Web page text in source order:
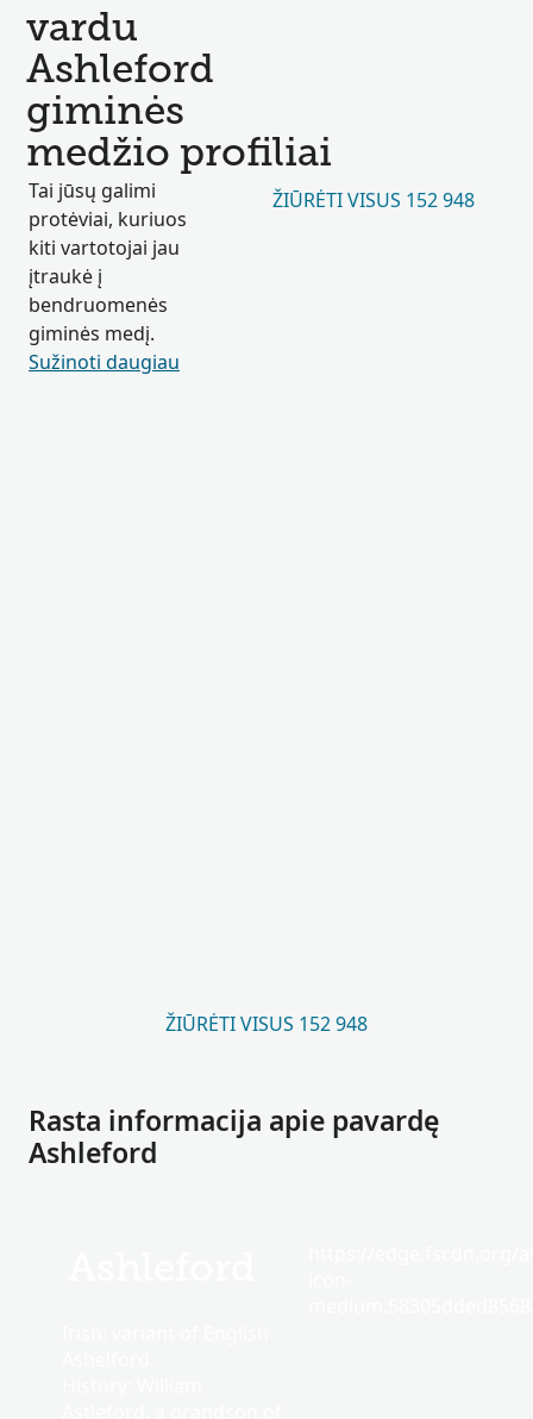
vardu
Ashleford
giminės
medžio profiliai
Tai jūsų galimi
protėviai, kuriuos
kiti vartotojai jau
įtraukė į
bendruomenės
giminės medį.
Sužinoti daugiau
ŽIŪRĖTI VISUS 152 948
ŽIŪRĖTI VISUS 152 948
Rasta informacija apie pavardę
Ashleford